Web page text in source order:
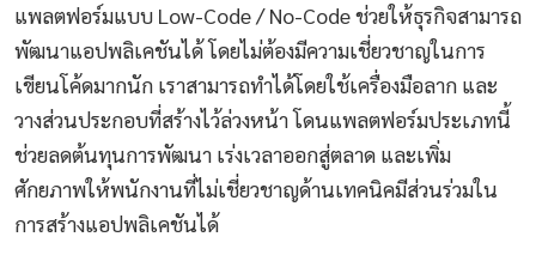
แพลตฟอร์มแบบ Low-Code / No-Code ช่วยให้ธุรกิจสามารถ
พัฒนาแอปพลิเคชันได้ โดยไม่ต้องมีความเชี่ยวชาญในการ
เขียนโค้ดมากนัก เราสามารถทำได้โดยใช้เครื่องมือลาก และ
วางส่วนประกอบที่สร้างไว้ล่วงหน้า โดนแพลตฟอร์มประเภทนี้
ช่วยลดต้นทุนการพัฒนา เร่งเวลาออกสู่ตลาด และเพิ่ม
ศักยภาพให้พนักงานที่ไม่เชี่ยวชาญด้านเทคนิคมีส่วนร่วมใน
การสร้างแอปพลิเคชันได้